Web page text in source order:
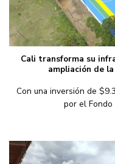
Cali transforma su
ampliación de
Con una inversión de
por el Fondo